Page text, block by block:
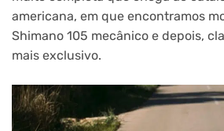
americana, em que encontramos
Shimano 105 mecânico e depois,
mais exclusivo.